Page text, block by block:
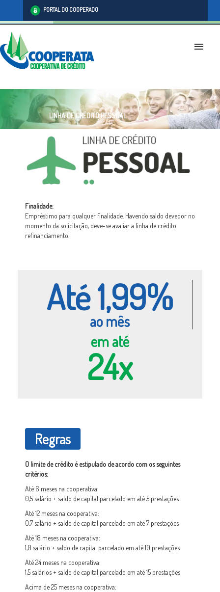
PORTAL DO COOPERADO
menu
LINHA DE CRÉDITO PESSOAL
Finalidade:
Empréstimo para qualquer finalidade. Havendo saldo devedor no
momento da solicitação, deve-se avaliar a linha de crédito
refinanciamento.
Até 1,99%
ao mês
em até
24x
Regras
O limite de crédito é estipulado de acordo com os seguintes
critérios:
Até 6 meses na cooperativa:
0,5 salário + saldo de capital parcelado em até 5 prestações
Até 12 meses na cooperativa:
0,7 salário + saldo de capital parcelado em até 7 prestações
Até 18 meses na cooperativa:
1,0 salário + saldo de capital parcelado em até 10 prestações
Até 24 meses na cooperativa:
1,5 salários + saldo de capital parcelado em até 15 prestações
Acima de 25 meses na cooperativa: